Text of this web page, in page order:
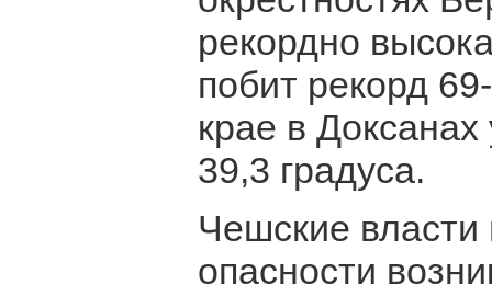
рекордно
побит рекорд
крае в
39,3 градуса.
Чешские
опасности